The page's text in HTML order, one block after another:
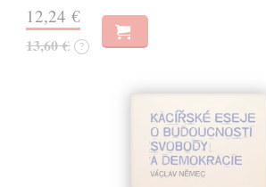
12,24 €
13,60 € ?